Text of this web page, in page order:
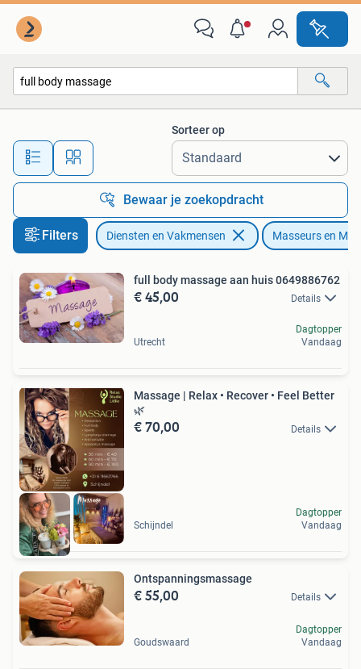
Alle afstanden…
Sorteer op
Bewaar je zoekopdracht
Filters Diensten en Vakmensen Masseurs en
full body massage aan huis 0649886762
€ 45,00 Details
Utrecht
Dagtopper
Vandaag
Massage | Relax • Recover • Feel Better
🌿
€ 70,00 Details
Schijndel
Dagtopper
Vandaag
Ontspanningsmassage
€ 55,00 Details
Goudswaard
Dagtopper
Vandaag